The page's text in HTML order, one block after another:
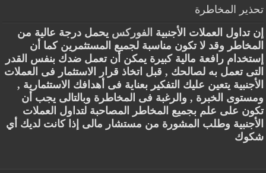
تحذير المخاطرة
إن تداول العملات الأجنبية الفوركس يحمل درجة عالية من
المخاطر وقد لا تكون مناسبة لجميع المستثمرين كما أن
إستخدام رافعة مالية كبيرة يمكن أن تعمل ضدك بنفس القدر
التى تعمل به لصالحك , قبل اتخاذ قرار الاستثمار فى العملات
الأجنبية يتعين عليك التفكير بعناية فى أهدافك الاستثمارية ,
ومستوى الخبرة , والرغبة فى المخاطرة وبالتالى يجب أن
تكون على علم بجميع المخاطر المصاحبة لتداول العملات
الأجنبية وطلب المشورة من مستشار مالى إذا كانت لديك أي
شكوك